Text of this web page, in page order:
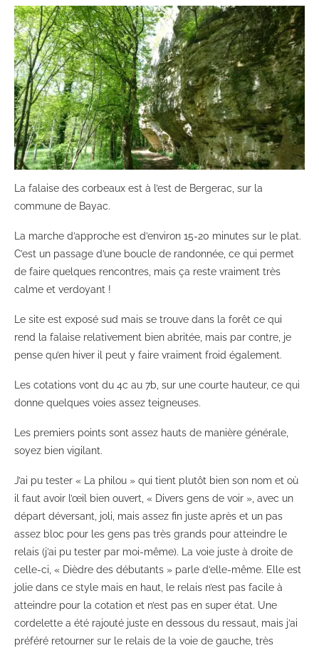
La falaise des corbeaux est à l’est de Bergerac, sur la
commune de Bayac.
La marche d’approche est d’environ 15-20 minutes sur le plat.
C’est un passage d’une boucle de randonnée, ce qui permet
de faire quelques rencontres, mais ça reste vraiment très
calme et verdoyant !
Le site est exposé sud mais se trouve dans la forêt ce qui
rend la falaise relativement bien abritée, mais par contre, je
pense qu’en hiver il peut y faire vraiment froid également.
Les cotations vont du 4c au 7b, sur une courte hauteur, ce qui
donne quelques voies assez teigneuses.
Les premiers points sont assez hauts de manière générale,
soyez bien vigilant.
J’ai pu tester « La philou » qui tient plutôt bien son nom et où
il faut avoir l’œil bien ouvert, « Divers gens de voir », avec un
départ déversant, joli, mais assez fin juste après et un pas
assez bloc pour les gens pas très grands pour atteindre le
relais (j’ai pu tester par moi-même). La voie juste à droite de
celle-ci, « Dièdre des débutants » parle d’elle-même. Elle est
jolie dans ce style mais en haut, le relais n’est pas facile à
atteindre pour la cotation et n’est pas en super état. Une
cordelette a été rajouté juste en dessous du ressaut, mais j’ai
préféré retourner sur le relais de la voie de gauche, très